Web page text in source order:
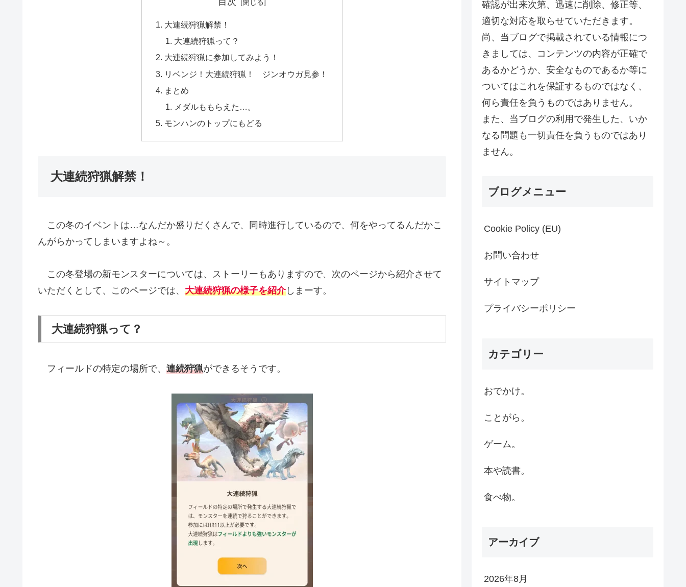
大連続狩猟解禁！
大連続狩猟って？
大連続狩猟に参加してみよう！
リベンジ！大連続狩猟！ ジンオウガ見参！
まとめ
メダルももらえた…。
モンハンのトップにもどる
大連続狩猟解禁！
この冬のイベントは…なんだか盛りだくさんで、同時進行しているので、何をやってるんだかこ
んがらかってしまいますよね～。
この冬登場の新モンスターについては、ストーリーもありますので、次のページから紹介させて
いただくとして、このページでは、 大連続狩猟の様子を紹介しまーす。
大連続狩猟って？
フィールドの特定の場所で、 連続狩猟ができるそうです。
確認が出来次第、迅速に削除、修正等、
適切な対応を取らせていただきます。
尚、当ブログで掲載されている情報につ
きましては、コンテンツの内容が正確で
あるかどうか、安全なものであるか等に
ついてはこれを保証するものではなく、
何ら責任を負うものではありません。
また、当ブログの利用で発生した、いか
なる問題も一切責任を負うものではあり
ません。
ブログメニュー
Cookie Policy (EU)
お問い合わせ
サイトマップ
プライバシーポリシー
カテゴリー
おでかけ。
ことがら。
ゲーム。
本や読書。
食べ物。
アーカイブ
2026年8月